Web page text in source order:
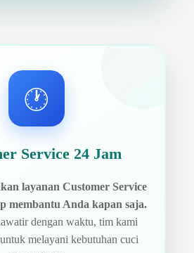
🕐
Service 24 Jam
layanan Customer Service
membantu Anda kapan saja.
dengan waktu, tim kami
melayani kebutuhan cuci